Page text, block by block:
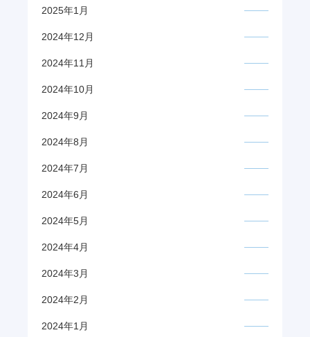
2025年1月
2024年12月
2024年11月
2024年10月
2024年9月
2024年8月
2024年7月
2024年6月
2024年5月
2024年4月
2024年3月
2024年2月
2024年1月